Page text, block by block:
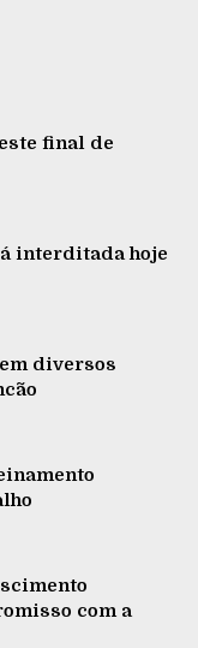
final de
interditada hoje
diversos
com a